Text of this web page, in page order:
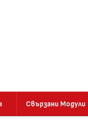
Свързани Модули